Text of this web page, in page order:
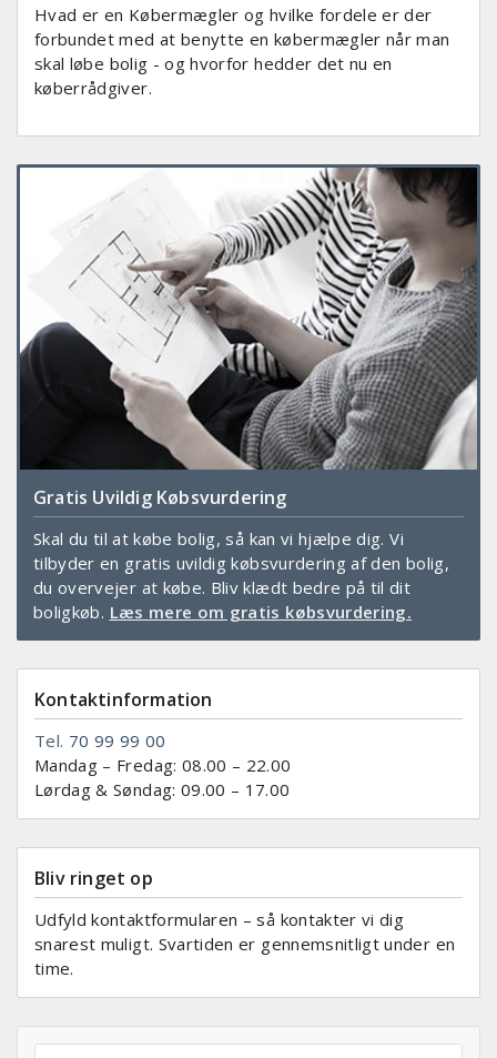
Hvad er en Købermægler og hvilke fordele er der
forbundet med at benytte en købermægler når man
skal løbe bolig - og hvorfor hedder det nu en
køberrådgiver.
Gratis Uvildig Købsvurdering
Skal du til at købe bolig, så kan vi hjælpe dig. Vi
tilbyder en gratis uvildig købsvurdering af den bolig,
du overvejer at købe. Bliv klædt bedre på til dit
boligkøb. Læs mere om gratis købsvurdering.
Kontaktinformation
Tel. 70 99 99 00
Mandag – Fredag: 08.00 – 22.00
Lørdag & Søndag: 09.00 – 17.00
Bliv ringet op
Udfyld kontaktformularen – så kontakter vi dig
snarest muligt. Svartiden er gennemsnitligt under en
time.